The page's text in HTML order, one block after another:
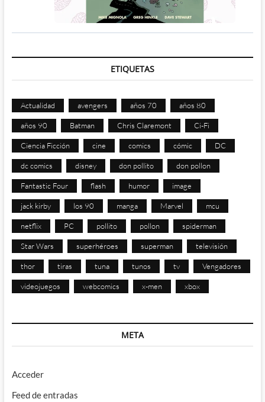
ETIQUETAS
Actualidad avengers años 70 años 80
años 90 Batman Chris Claremont Ci-Fi
Ciencia Ficción cine comics cómic DC
dc comics disney don pollito don pollon
Fantastic Four flash humor image
jack kirby los 90 manga Marvel mcu
netflix PC pollito pollon spiderman
Star Wars superhéroes superman televisión
thor tiras tuna tunos tv Vengadores
videojuegos webcomics x-men xbox
META
Acceder
Feed de entradas